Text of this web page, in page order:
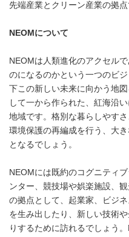
先端産業とクリーン産業の拠
NEOM について
NEOMは人類進化のアクセル
のになるのかという一つのビ
下この新しい未来に向かう地
して一から作られた、紅海沿
地域です。格別な暮らしやす
環境保護の再編成を行う、大
となるでしょう。
NEOMには既約のコグニティ
ンター、競技場や娯楽施設、
の拠点として、起業家、ビジ
を生み出したり、新しい技術
りするために訪れるでしょう